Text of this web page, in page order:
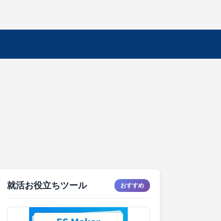
就活お役立ちツール おすすめ